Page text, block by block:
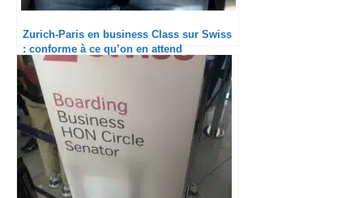
Zurich-Paris en business Class sur Swiss
: conforme à ce qu’on en attend